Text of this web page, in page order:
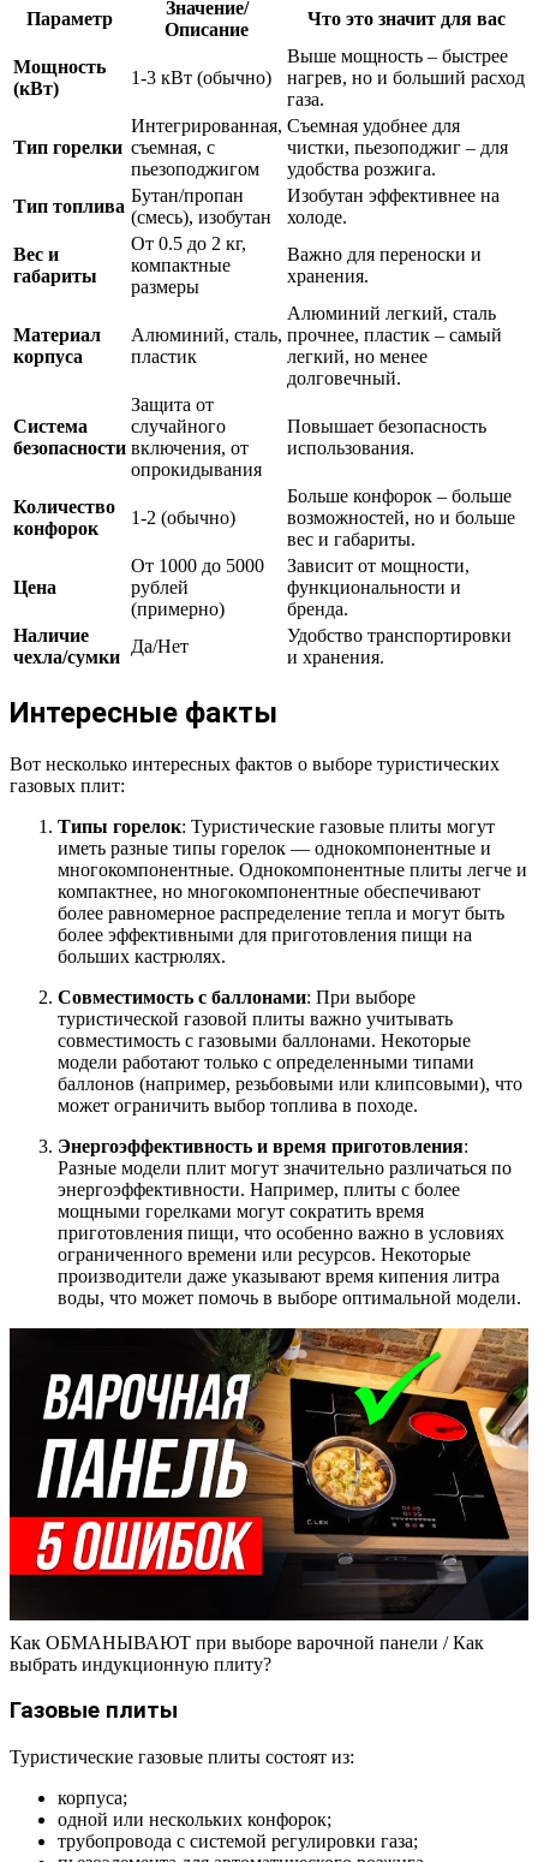
Параметр
Значение/
Описание
Что это значит для вас
Мощность
(кВт)
1-3 кВт (обычно)
Выше мощность – быстрее
нагрев, но и больший расход
газа.
Тип горелки
Интегрированная,
съемная, с
пьезоподжигом
Съемная удобнее для
чистки, пьезоподжиг – для
удобства розжига.
Тип топлива
Бутан/пропан
(смесь), изобутан
Изобутан эффективнее на
холоде.
Вес и
габариты
От 0.5 до 2 кг,
компактные
размеры
Важно для переноски и
хранения.
Материал
корпуса
Алюминий, сталь,
пластик
Алюминий легкий, сталь
прочнее, пластик – самый
легкий, но менее
долговечный.
Система
безопасности
Защита от
случайного
включения, от
опрокидывания
Повышает безопасность
использования.
Количество
конфорок
1-2 (обычно)
Больше конфорок – больше
возможностей, но и больше
вес и габариты.
Цена
От 1000 до 5000
рублей
(примерно)
Зависит от мощности,
функциональности и
бренда.
Наличие
чехла/сумки
Да/Нет
Удобство транспортировки
и хранения.
Интересные факты
Вот несколько интересных фактов о выборе туристических
газовых плит:
Типы горелок: Туристические газовые плиты могут
иметь разные типы горелок — однокомпонентные и
многокомпонентные. Однокомпонентные плиты легче и
компактнее, но многокомпонентные обеспечивают
более равномерное распределение тепла и могут быть
более эффективными для приготовления пищи на
больших кастрюлях.
Совместимость с баллонами: При выборе
туристической газовой плиты важно учитывать
совместимость с газовыми баллонами. Некоторые
модели работают только с определенными типами
баллонов (например, резьбовыми или клипсовыми), что
может ограничить выбор топлива в походе.
Энергоэффективность и время приготовления:
Разные модели плит могут значительно различаться по
энергоэффективности. Например, плиты с более
мощными горелками могут сократить время
приготовления пищи, что особенно важно в условиях
ограниченного времени или ресурсов. Некоторые
производители даже указывают время кипения литра
воды, что может помочь в выборе оптимальной модели.
Как ОБМАНЫВАЮТ при выборе варочной панели / Как
выбрать индукционную плиту?
Газовые плиты
Туристические газовые плиты состоят из:
корпуса;
одной или нескольких конфорок;
трубопровода с системой регулировки газа;